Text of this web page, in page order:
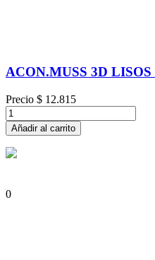
ACON.MUSS 3D
Precio $ 12.815
Añadir al carrito
0